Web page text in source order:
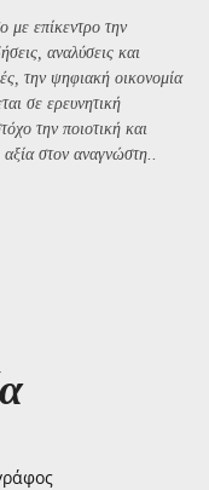
με επίκεντρο την
αναλύσεις και
την ψηφιακή οικονομία
σε ερευνητική
την ποιοτική και
στον αναγνώστη..